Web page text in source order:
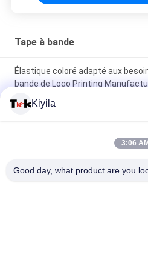
Tape à bande
Élastique coloré adapté aux
bande de Logo Printing
Copie d'écran faite sur
élastique de jacquard de
vestes 1cm 2cm 3cm adaptés
Kiyila
3:06 AM
Good day, what product are you